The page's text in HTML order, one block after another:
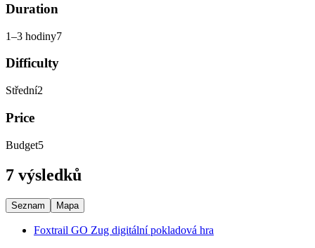
Duration
1–3 hodiny7
Difficulty
Střední2
Price
Budget5
7 výsledků
Seznam Mapa
Foxtrail GO Zug digitální pokladová hra